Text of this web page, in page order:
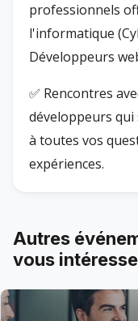
professionnels
l'informatique
Développeurs
✅ Rencontres
développeurs
à toutes vos
expériences.
Autres
vous